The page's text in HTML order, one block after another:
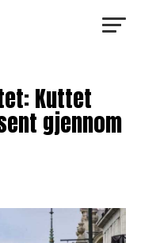
Kuttet
gjennom